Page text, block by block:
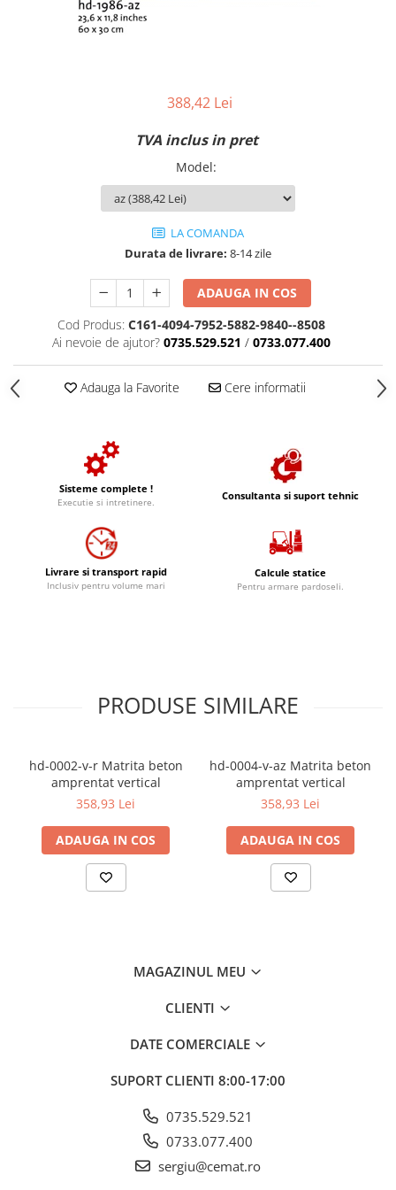
388,42 Lei
TVA inclus in pret
Model:
LA COMANDA
Durata de livrare: 8-14 zile
ADAUGA IN COS
Cod Produs: C161-4094-7952-5882-9840--8508
Ai nevoie de ajutor? 0735.529.521 / 0733.077.400
Adauga la Favorite Cere informatii
Sisteme complete !
Executie si intretinere.
Consultanta si suport tehnic
Livrare si transport rapid
Inclusiv pentru volume mari
Calcule statice
Pentru armare pardoseli.
PRODUSE SIMILARE
hd-0002-v-r Matrita beton
amprentat vertical
358,93 Lei
ADAUGA IN COS
hd-0004-v-az Matrita beton
amprentat vertical
358,93 Lei
ADAUGA IN COS
MAGAZINUL MEU
CLIENTI
DATE COMERCIALE
SUPORT CLIENTI 8:00-17:00
0735.529.521
0733.077.400
sergiu@cemat.ro